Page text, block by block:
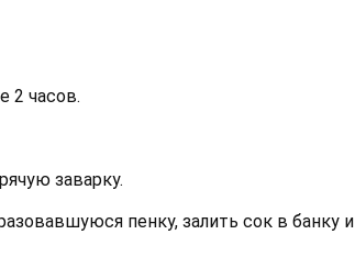
2 часов.
заварку.
пенку, залить сок в банку и